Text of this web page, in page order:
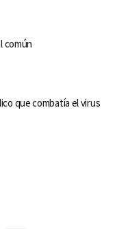
común
que combatía el virus